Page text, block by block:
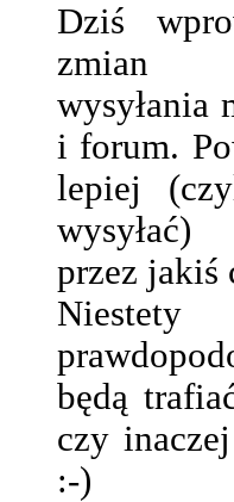
Dziś
zmian
wysyłania
i forum.
lepiej
przez jakiś
będą
czy
:-)